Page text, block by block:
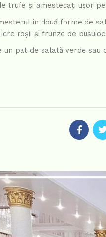
trufe și amestecați ușor
în două forme de
roșii și frunze de
pat de salată verde sau